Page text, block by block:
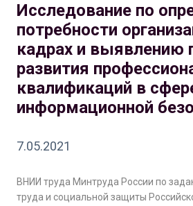
Исследование по
потребности
кадрах и выявлению
развития
квалификаций в
информационной
7.05.2021
ВНИИ труда Минтруда России по
труда и социальной защиты